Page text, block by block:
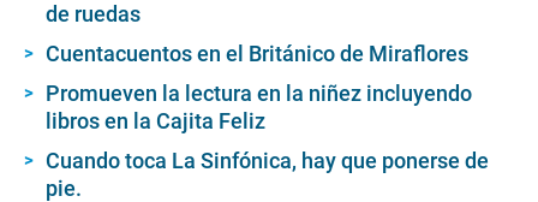
de ruedas
Cuentacuentos en el Británico de Miraflores
Promueven la lectura en la niñez incluyendo
libros en la Cajita Feliz
Cuando toca La Sinfónica, hay que ponerse de
pie.